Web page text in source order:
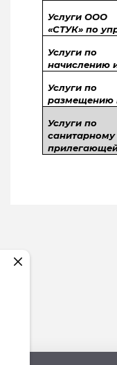
Услуги ООО
«СТУК» по
Услуги по
начислению
Услуги по
размещению
Услуги по